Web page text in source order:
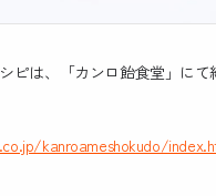
ピは、「カンロ飴食堂」にて
kanroameshokudo/